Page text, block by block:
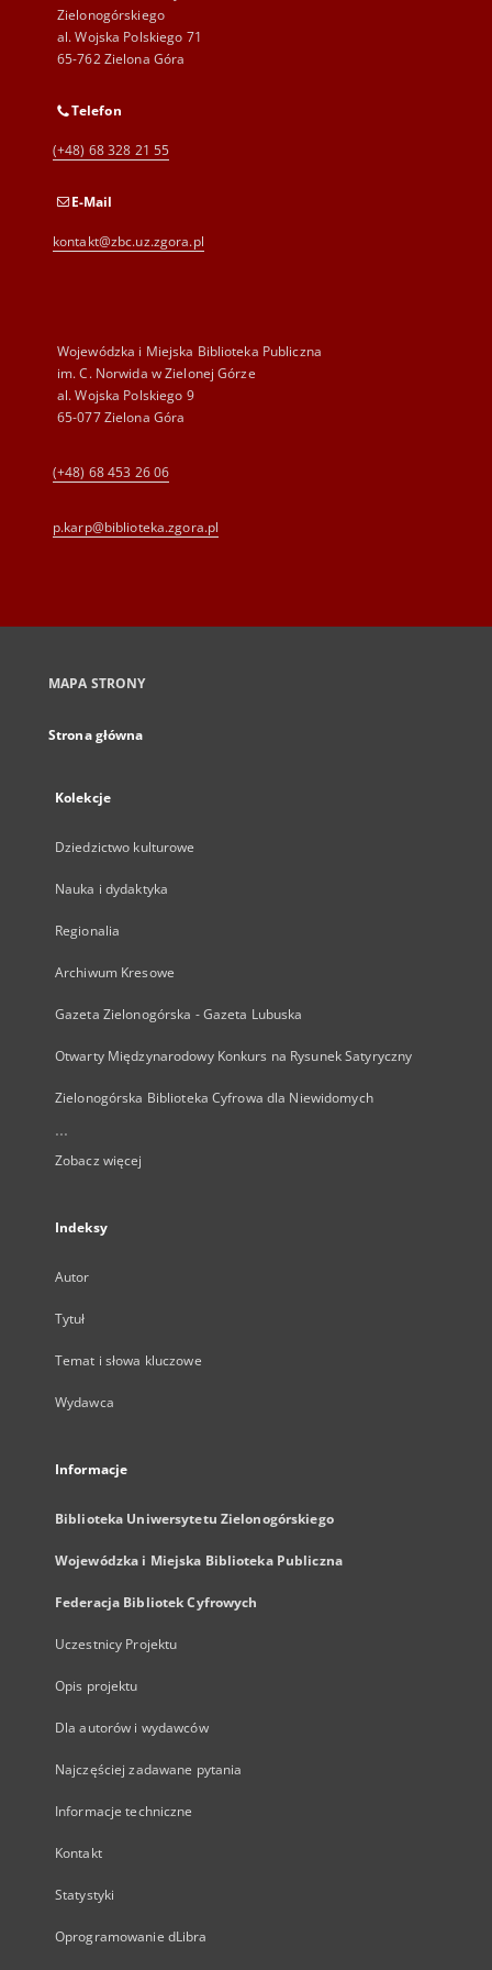
Zielonogórskiego
al. Wojska Polskiego 71
65-762 Zielona Góra
Telefon
(+48) 68 328 21 55
E-Mail
kontakt@zbc.uz.zgora.pl
Wojewódzka i Miejska Biblioteka Publiczna
im. C. Norwida w Zielonej Górze
al. Wojska Polskiego 9
65-077 Zielona Góra
(+48) 68 453 26 06
p.karp@biblioteka.zgora.pl
MAPA STRONY
Strona główna
Kolekcje
Dziedzictwo kulturowe
Nauka i dydaktyka
Regionalia
Archiwum Kresowe
Gazeta Zielonogórska - Gazeta Lubuska
Otwarty Międzynarodowy Konkurs na Rysunek Satyryczny
Zielonogórska Biblioteka Cyfrowa dla Niewidomych
...
Zobacz więcej
Indeksy
Autor
Tytuł
Temat i słowa kluczowe
Wydawca
Informacje
Biblioteka Uniwersytetu Zielonogórskiego
Wojewódzka i Miejska Biblioteka Publiczna
Federacja Bibliotek Cyfrowych
Uczestnicy Projektu
Opis projektu
Dla autorów i wydawców
Najczęściej zadawane pytania
Informacje techniczne
Kontakt
Statystyki
Oprogramowanie dLibra